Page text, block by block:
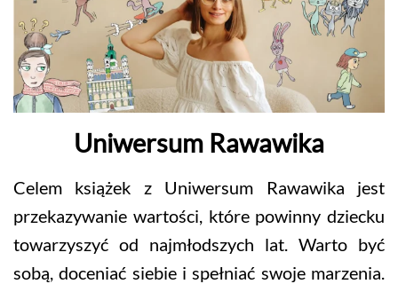
Uniwersum Rawawika
Celem książek z Uniwersum Rawawika jest
przekazywanie wartości, które powinny dziecku
towarzyszyć od najmłodszych lat. Warto być
sobą, doceniać siebie i spełniać swoje marzenia.